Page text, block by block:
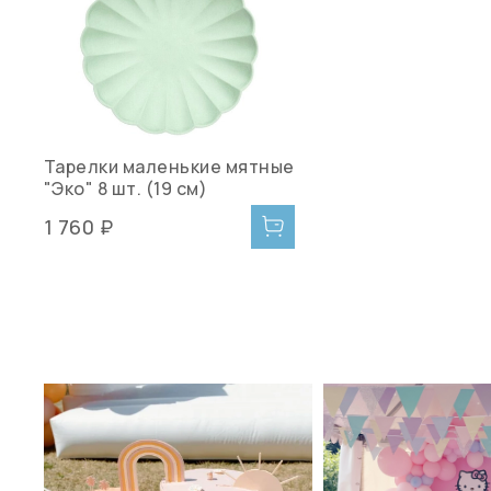
Тарелки маленькие мятные
"Эко" 8 шт. (19 см)
1 760 ₽